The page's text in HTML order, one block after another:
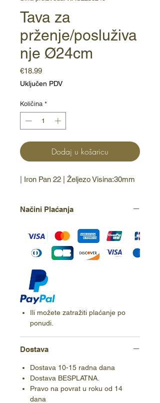
Tava za
prženje/posluživa
nje Ø24cm
€18.99Cijena
Uključen PDV
Količina *
Dodaj u košaricu
| Iron Pan 22 | Željezo Visina:30mm
Načini Plaćanja
Ili možete zatražiti plaćanje po
ponudi.
Dostava
Dostava 10-15 radna dana
Dostava BESPLATNA.
Pravo na povrat u roku od 14
dana